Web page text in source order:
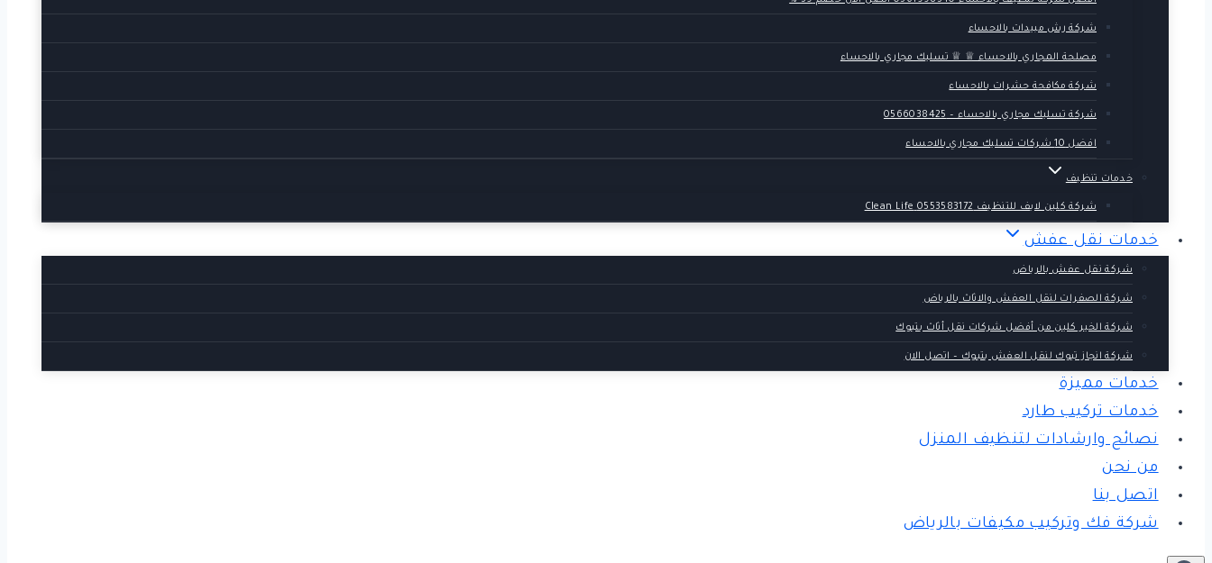
شركة رش مبيدات بالاحساء
مصلحة المجاري بالاحساء ♕ ♕ تسليك مجاري بالاحساء
شركة مكافحة حشرات بالاحساء
شركة تسليك مجاري بالاحساء – 0566038425
افضل 10 شركات تسليك مجاري بالاحساء
خدمات تنظيف
شركة كلين لايف للتنظيف 0553583172 Clean Life
خدمات نقل عفش
شركة نقل عفش بالرياض
شركة الصفرات لنقل العفش والاثاث بالرياض
شركة الخير كلين من أفضل شركات نقل أثاث بتبوك
شركة انجاز تبوك لنقل العفش بتبوك – اتصل الان
خدمات مميزة
خدمات تركيب طارد
نصائح وارشادات لتنظيف المنزل
من نحن
اتصل بنا
شركة فك وتركيب مكيفات بالرياض